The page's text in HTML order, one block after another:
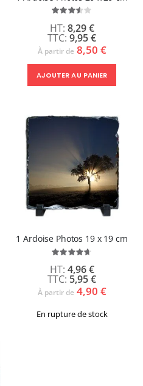
Évaluation:
9,95 €
8,29 €
À partir de 8,50 €
AJOUTER AU PANIER
1 Ardoise Photos 19 x 19 cm
Évaluation:
5,95 €
4,96 €
À partir de 4,90 €
En rupture de stock